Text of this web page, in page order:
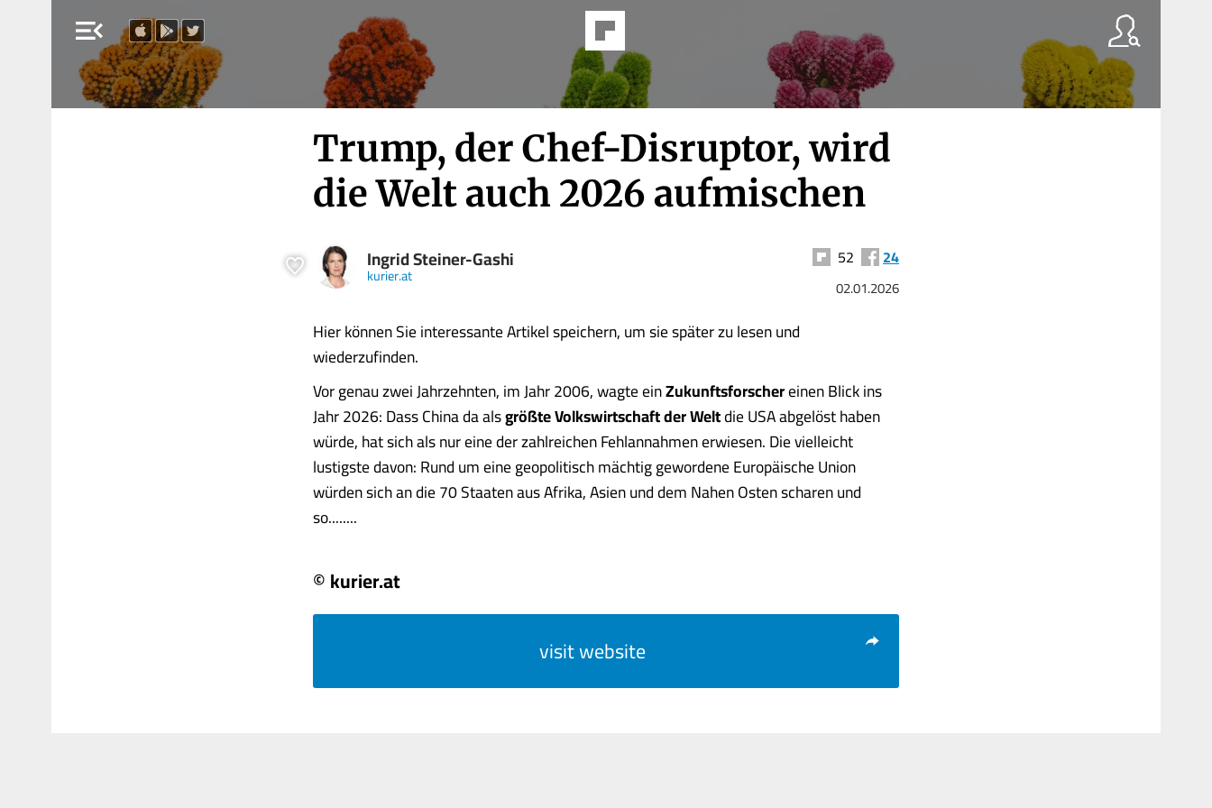
menu_open
Trump, der Chef-Disruptor, wird
die Welt auch 2026 aufmischen
Ingrid Steiner-Gashi
kurier.at
52 24
02.01.2026
Hier können Sie interessante Artikel speichern, um sie später zu lesen und
wiederzufinden.
Vor genau zwei Jahrzehnten, im Jahr 2006, wagte einZukunftsforschereinen Blick ins
Jahr 2026: Dass China da alsgrößte Volkswirtschaft der Weltdie USA abgelöst haben
würde, hat sich als nur eine der zahlreichen Fehlannahmen erwiesen. Die vielleicht
lustigste davon: Rund um eine geopolitisch mächtig gewordene Europäische Union
würden sich an die 70 Staaten aus Afrika, Asien und dem Nahen Osten scharen und
so........
© kurier.at
visit website